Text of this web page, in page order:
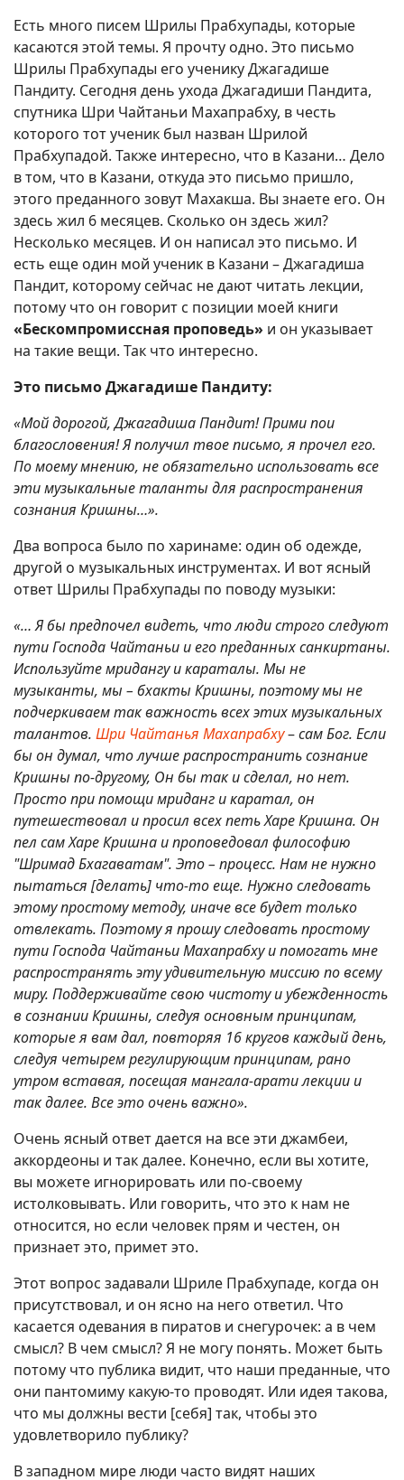
Есть много писем Шрилы Прабхупады, которые
касаются этой темы. Я прочту одно. Это письмо
Шрилы Прабхупады его ученику Джагадише
Пандиту. Сегодня день ухода Джагадиши Пандита,
спутника Шри Чайтаньи Махапрабху, в честь
которого тот ученик был назван Шрилой
Прабхупадой. Также интересно, что в Казани… Дело
в том, что в Казани, откуда это письмо пришло,
этого преданного зовут Махакша. Вы знаете его. Он
здесь жил 6 месяцев. Сколько он здесь жил?
Несколько месяцев. И он написал это письмо. И
есть еще один мой ученик в Казани – Джагадиша
Пандит, которому сейчас не дают читать лекции,
потому что он говорит с позиции моей книги
«Бескомпромиссная проповедь» и он указывает
на такие вещи. Так что интересно.
Это письмо Джагадише Пандиту:
«Мой дорогой, Джагадиша Пандит! Прими пои
благословения! Я получил твое письмо, я прочел его.
По моему мнению, не обязательно использовать все
эти музыкальные таланты для распространения
сознания Кришны…».
Два вопроса было по харинаме: один об одежде,
другой о музыкальных инструментах. И вот ясный
ответ Шрилы Прабхупады по поводу музыки:
«… Я бы предпочел видеть, что люди строго следуют
пути Господа Чайтаньи и его преданных санкиртаны.
Используйте мридангу и караталы. Мы не
музыканты, мы – бхакты Кришны, поэтому мы не
подчеркиваем так важность всех этих музыкальных
талантов. Шри Чайтанья Махапрабху–сам Бог. Если
бы он думал, что лучше распространить сознание
Кришны по-другому, Он бы так и сделал, но нет.
Просто при помощи мриданг и каратал, он
путешествовал и просил всех петь Харе Кришна. Он
пел сам Харе Кришна и проповедовал философию
"Шримад Бхагаватам". Это – процесс. Нам не нужно
пытаться [делать] что-то еще. Нужно следовать
этому простому методу, иначе все будет только
отвлекать. Поэтому я прошу следовать простому
пути Господа Чайтаньи Махапрабху и помогать мне
распространять эту удивительную миссию по всему
миру. Поддерживайте свою чистоту и убежденность
в сознании Кришны, следуя основным принципам,
которые я вам дал, повторяя 16 кругов каждый день,
следуя четырем регулирующим принципам, рано
утром вставая, посещая мангала-арати лекции и
так далее. Все это очень важно».
Очень ясный ответ дается на все эти джамбеи,
аккордеоны и так далее. Конечно, если вы хотите,
вы можете игнорировать или по-своему
истолковывать. Или говорить, что это к нам не
относится, но если человек прям и честен, он
признает это, примет это.
Этот вопрос задавали Шриле Прабхупаде, когда он
присутствовал, и он ясно на него ответил. Что
касается одевания в пиратов и снегурочек: а в чем
смысл? В чем смысл? Я не могу понять. Может быть
потому что публика видит, что наши преданные, что
они пантомиму какую-то проводят. Или идея такова,
что мы должны вести [себя] так, чтобы это
удовлетворило публику?
В западном мире люди часто видят наших